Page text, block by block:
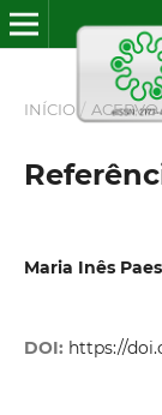
INÍCIO / ACERVO
Maria Inês
DOI: https://